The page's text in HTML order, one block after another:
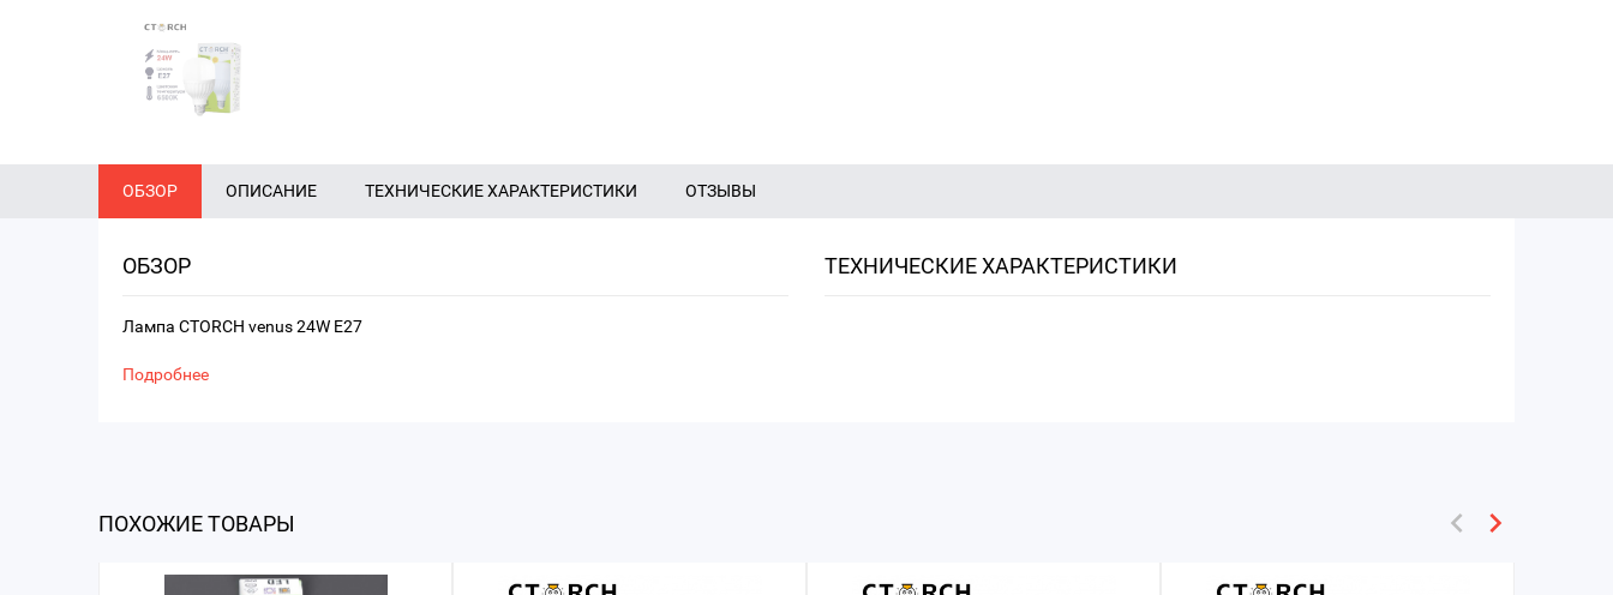
ОБЗОР ОПИСАНИЕ ТЕХНИЧЕСКИЕ ХАРАКТЕРИСТИКИ ОТЗЫВЫ
ОБЗОР
Лампа CTORCH venus 24W E27
Подробнее
ТЕХНИЧЕСКИЕ ХАРАКТЕРИСТИКИ
ПОХОЖИЕ ТОВАРЫ